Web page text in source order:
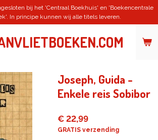
bij het 'Centraal Boekhuis' en 'Boekencentrale
In principe kunnen wij alle titels leveren.
Joseph, Guida -
Enkele reis Sobibor
€ 22,99
GRATIS verzending